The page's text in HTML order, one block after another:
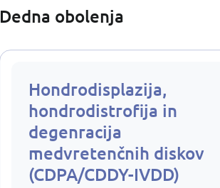
Dedna obolenja
Hondrodisplazija,
hondrodistrofija in
degenracija
medvretenčnih diskov
(CDPA/CDDY-IVDD)